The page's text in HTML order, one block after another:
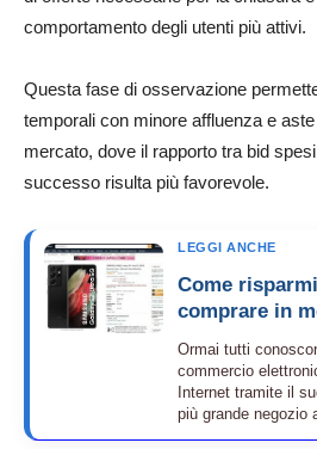
comportamento degli utenti più attivi.
Questa fase di osservazione
temporali con minore affluenza e
mercato, dove il rapporto tra bid
successo risulta più favorevole.
LEGGI ANCHE
Come
comprare in
Ormai tutti
commercio
Internet tramite il
più grande negozio